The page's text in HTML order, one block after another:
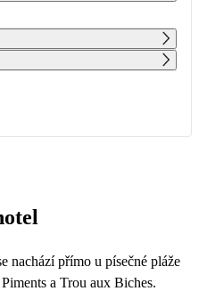
54 659 43 049 52 369 73 639
nachází přímo u písečné pláže
a Trou aux Biches.